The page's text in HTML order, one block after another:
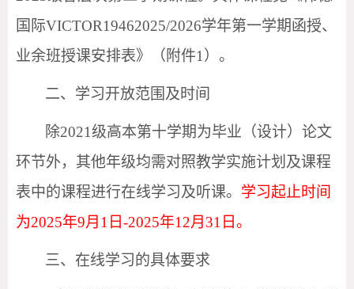
国际VICTOR19462025/2026学年第一学期函授、
业余班授课安排表》（附件1）。
二、学习开放范围及时间
除2021级高本第十学期为毕业（设计）论文
环节外，其他年级均需对照教学实施计划及课程
表中的课程进行在线学习及听课。 学习起止时间
为2025年9月 1 日-2025年12月 31 日。
三、在线学习的具体要求